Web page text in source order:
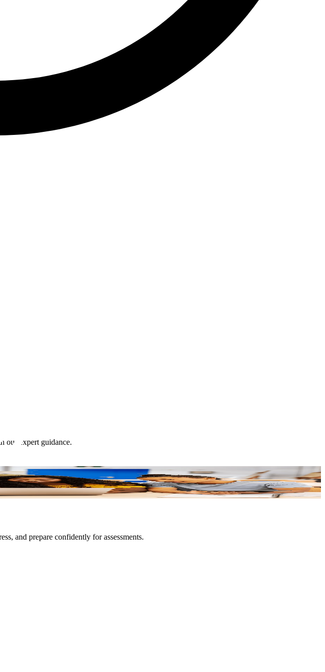
our expert guidance.
and prepare confidently for assessments.